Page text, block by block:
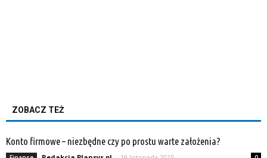
ZOBACZ TEŻ
Konto firmowe – niezbędne czy po prostu warte założenia?